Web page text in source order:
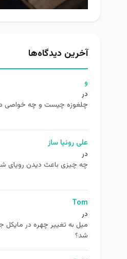
آخرین دیدگاه‌ها
و
در
چلغوزه چیست و چه خواصی
علی روئیا ساز
در
چه چیزی باعث دیدن رویای
Tom
در
ميل به تغيير چهره در
شد؟